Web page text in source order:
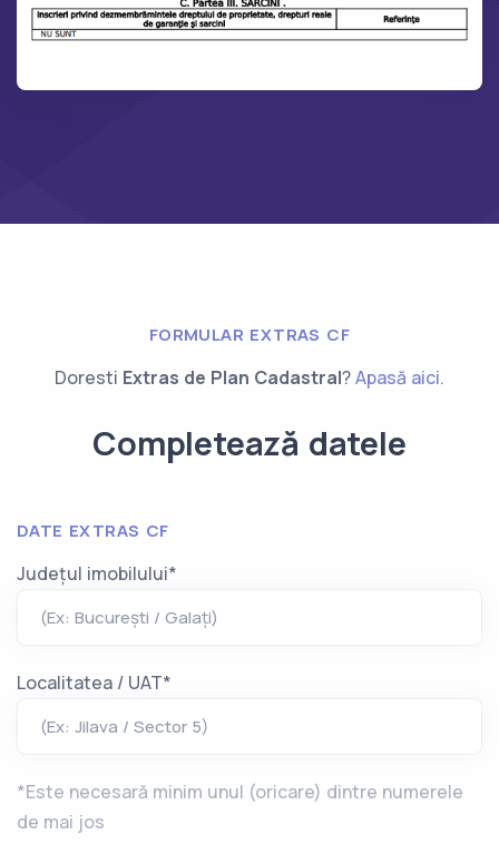
FORMULAR EXTRAS CF
Doresti Extras de Plan Cadastral?Apasă aici.
Completează datele
DATE EXTRAS CF
Județul imobilului*
(Ex: București / Galați)
Localitatea / UAT*
(Ex: Jilava / Sector 5)
*Este necesară minim unul (oricare) dintre numerele
de mai jos